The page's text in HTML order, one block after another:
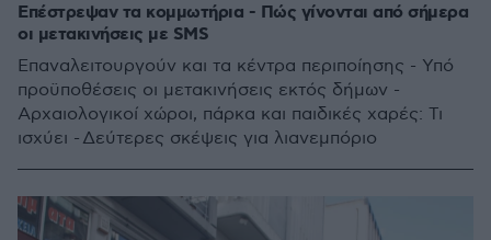
Επέστρεψαν τα κομμωτήρια - Πώς γίνονται από σήμερα
οι μετακινήσεις με SMS
Επαναλειτουργούν και τα κέντρα περιποίησης - Υπό
προϋποθέσεις οι μετακινήσεις εκτός δήμων -
Αρχαιολογικοί χώροι, πάρκα και παιδικές χαρές: Τι
ισχύει - Δεύτερες σκέψεις για λιανεμπόριο